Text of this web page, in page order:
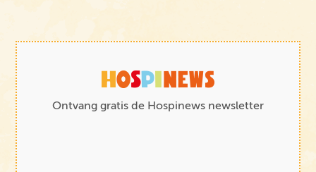
Ontvang gratis de Hospinews newsletter